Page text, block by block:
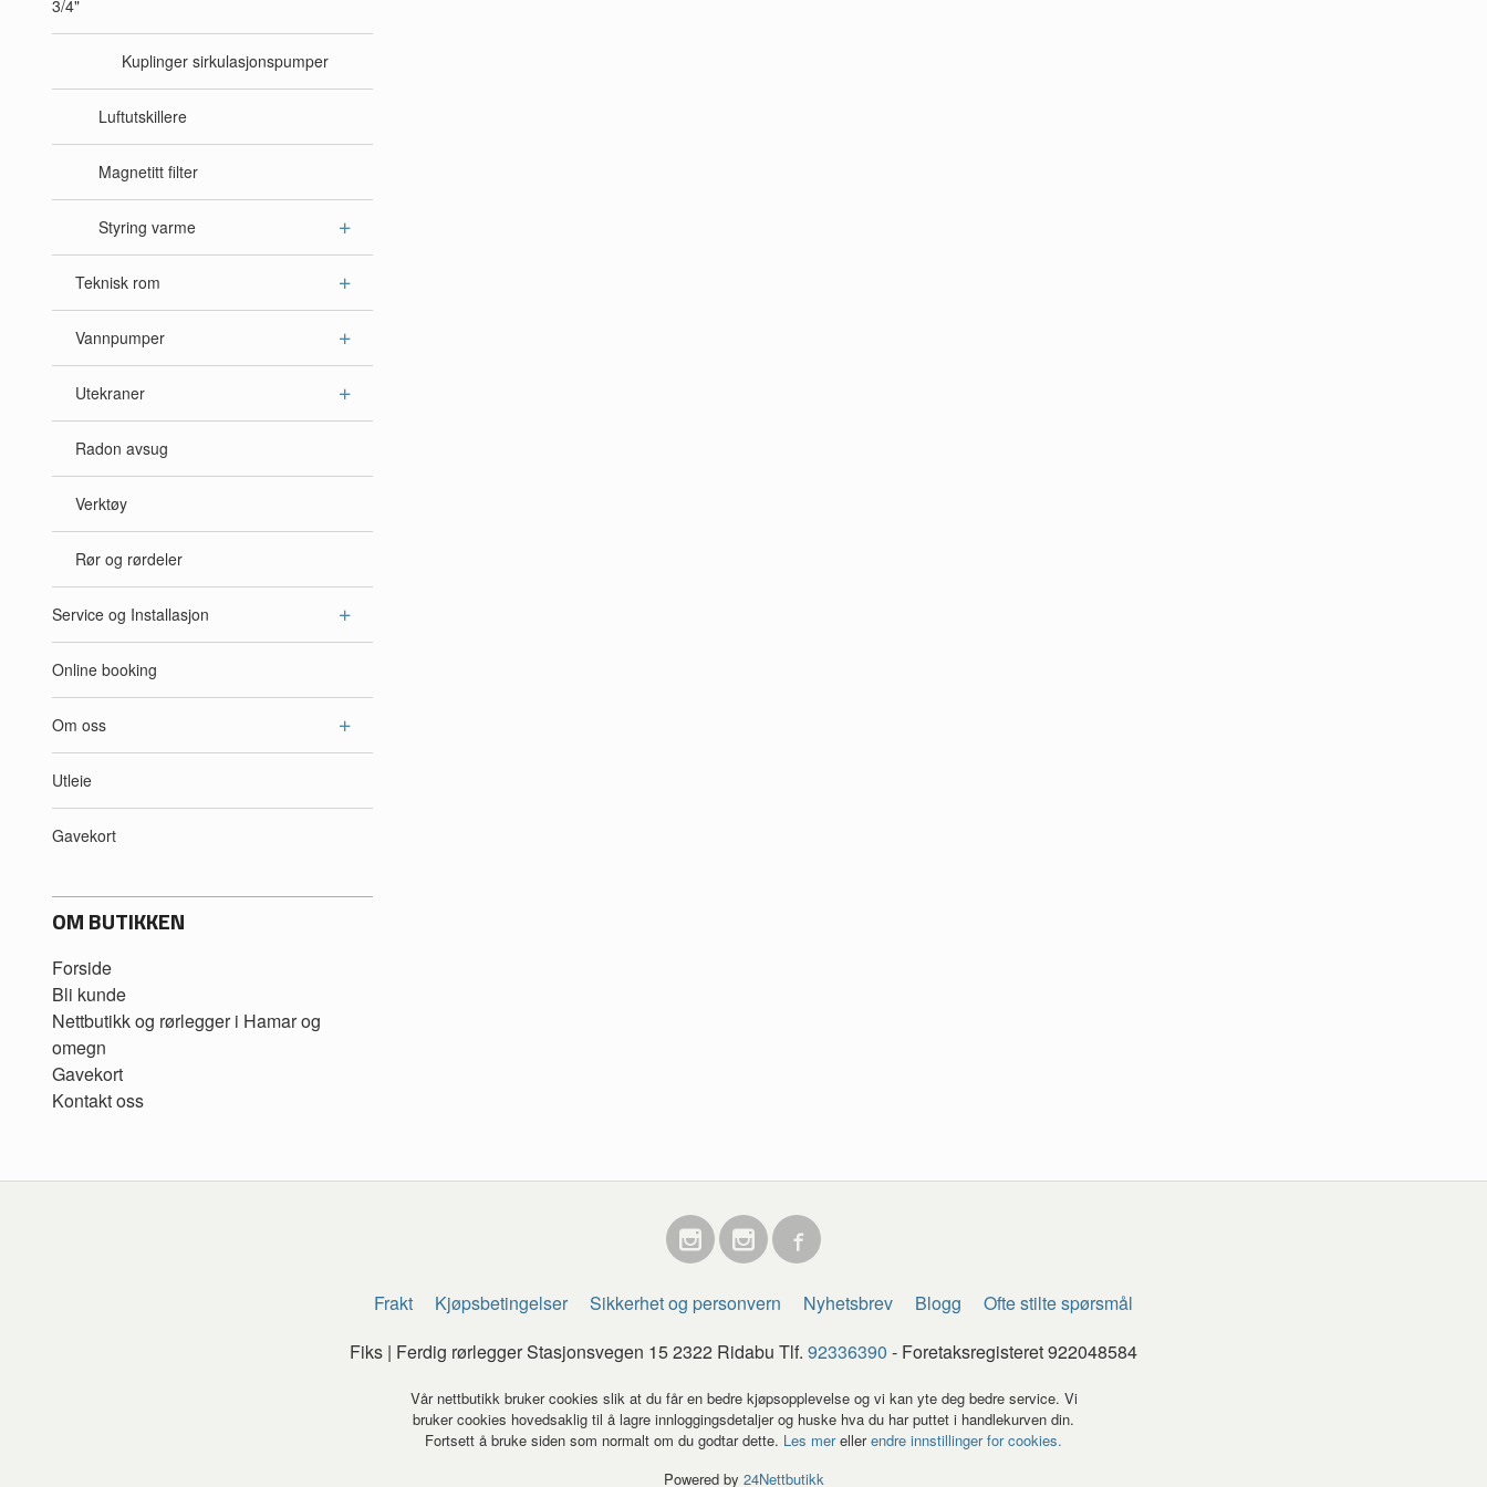
3/4"
Kuplinger sirkulasjonspumper
Luftutskillere
Magnetitt filter
Styring varme
Teknisk rom
Vannpumper
Utekraner
Radon avsug
Verktøy
Rør og rørdeler
Service og Installasjon
Online booking
Om oss
Utleie
Gavekort
OM BUTIKKEN
Forside
Bli kunde
Nettbutikk og rørlegger i Hamar og
omegn
Gavekort
Kontakt oss
Frakt Kjøpsbetingelser Sikkerhet og personvern Nyhetsbrev Blogg
Ofte stilte spørsmål
Fiks | Ferdig rørlegger Stasjonsvegen 15 2322 Ridabu Tlf. 92336390 - Foretaksregisteret 922048584
Vår nettbutikk bruker cookies slik at du får en bedre kjøpsopplevelse og vi kan yte deg bedre service. Vi
bruker cookies hovedsaklig til å lagre innloggingsdetaljer og huske hva du har puttet i handlekurven din.
Fortsett å bruke siden som normalt om du godtar dette. Les merellerendre innstillinger for cookies.
Powered by 24Nettbutikk